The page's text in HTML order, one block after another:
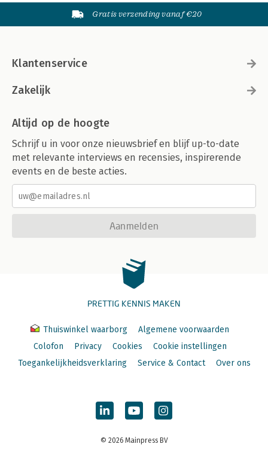
Gratis verzending vanaf €20
Klantenservice
Zakelijk
Altijd op de hoogte
Schrijf u in voor onze nieuwsbrief en blijf up-to-date
met relevante interviews en recensies, inspirerende
events en de beste acties.
Aanmelden
PRETTIG KENNIS MAKEN
Thuiswinkel waarborg
Algemene voorwaarden
Colofon
Privacy Cookies
Cookie instellingen
Toegankelijkheidsverklaring
Service & Contact Over ons
© 2026 Mainpress BV